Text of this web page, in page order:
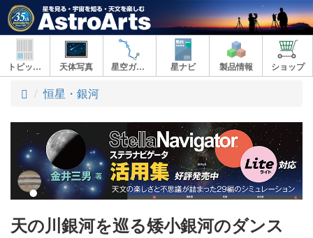
トピックス 天体写真 星空ガイド 星ナビ 製品情報 ショップ
ト
プ
恒星・銀河
天の川銀河を巡る矮小銀河のダンス